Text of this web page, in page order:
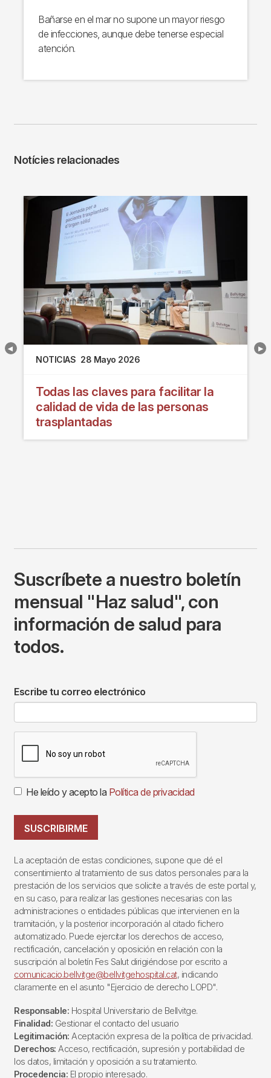
Bañarse en el mar no supone un mayor riesgo
de infecciones, aunque debe tenerse especial
atención.
Notícies relacionades
NOTICIAS 28 Mayo 2026
Todas las claves para facilitar la
calidad de vida de las personas
trasplantadas
Suscríbete a nuestro boletín
mensual "Haz salud", con
información de salud para
todos.
Escribe tu correo electrónico
He leído y acepto la Política de privacidad
SUSCRIBIRME
La aceptación de estas condiciones, supone que dé el
consentimiento al tratamiento de sus datos personales para la
prestación de los servicios que solicite a través de este portal y,
en su caso, para realizar las gestiones necesarias con las
administraciones o entidades públicas que intervienen en la
tramitación, y la posterior incorporación al citado fichero
automatizado. Puede ejercitar los derechos de acceso,
rectificación, cancelación y oposición en relación con la
suscripción al boletín Fes Salut dirigiéndose por escrito a
comunicacio.bellvitge@bellvitgehospital.cat, indicando
claramente en el asunto "Ejercicio de derecho LOPD".
Responsable: Hospital Universitario de Bellvitge.
Finalidad: Gestionar el contacto del usuario
Legitimación: Aceptación expresa de la política de privacidad.
Derechos: Acceso, rectificación, supresión y portabilidad de
los datos, limitación y oposición a su tratamiento.
Procedencia: El propio interesado.